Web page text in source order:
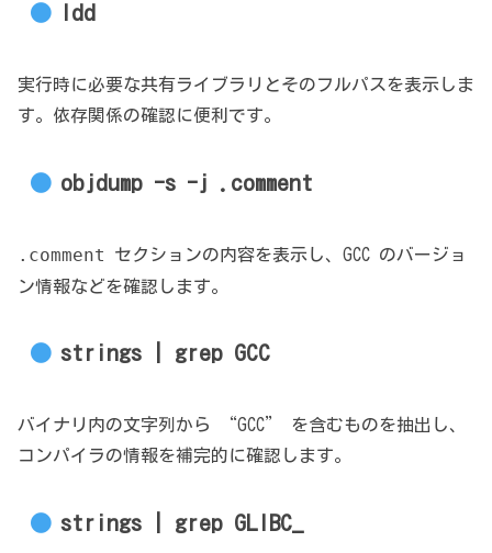
ldd
実行時に必要な共有ライブラリとそのフルパスを表示しま
す。依存関係の確認に便利です。
objdump -s -j .comment
.comment
セクションの内容を表示し、GCC のバージョ
ン情報などを確認します。
strings | grep GCC
バイナリ内の文字列から “GCC” を含むものを抽出し、
コンパイラの情報を補完的に確認します。
strings | grep GLIBC_